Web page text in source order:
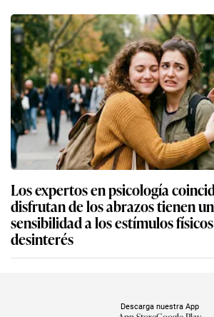
Los expertos en psicología
disfrutan de los abrazos tienen
sensibilidad a los estímulos
desinterés
Descarga nuestra App